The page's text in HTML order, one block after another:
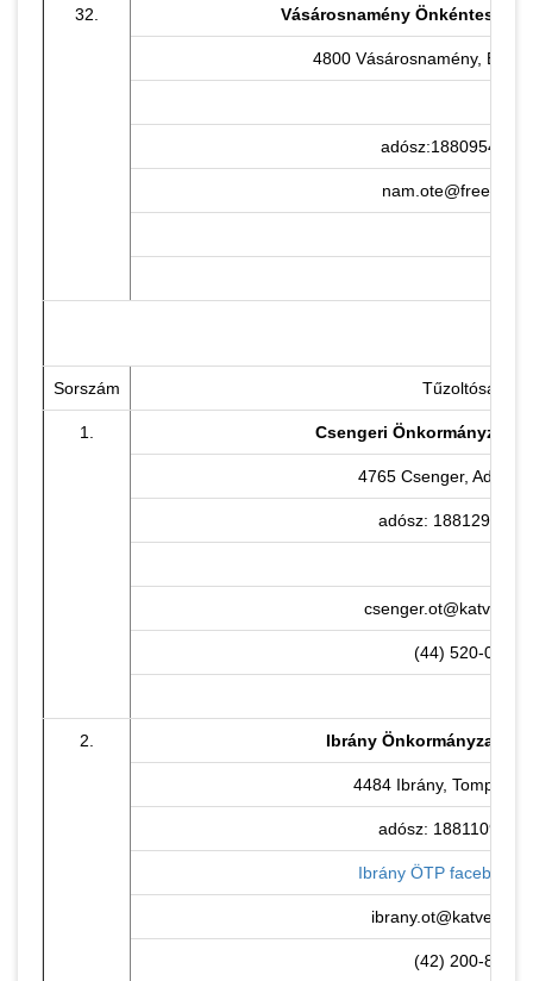
32. Vásárosnamény Önkéntes
4800 Vásárosnamény,
adósz:18809543-1-
Sorszám Tűzoltóság
1. Csengeri Önkormányzati
4765 Csenger, Ady E.
adósz: 18812961-
(44) 520-031
2. Ibrány Önkormányzati
4484 Ibrány, Tompa M.
adósz: 18811094-1-
Ibrány ÖTP facebook
(42) 200-824